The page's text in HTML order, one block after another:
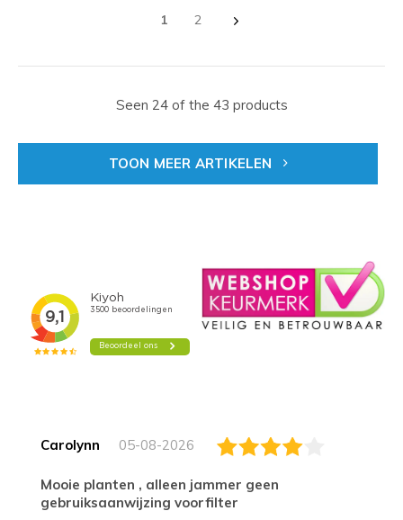
1 2
Seen 24 of the 43 products
TOON MEER ARTIKELEN
Carolynn 05-08-2026
Mooie planten , alleen jammer geen
gebruiksaanwijzing voorfilter